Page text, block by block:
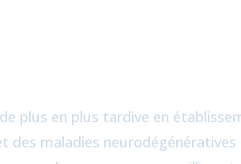
de plus en plus tardive en
des maladies